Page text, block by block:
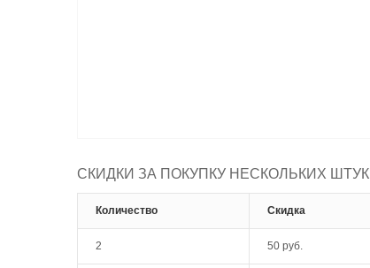
СКИДКИ ЗА ПОКУПКУ НЕСКОЛЬКИХ ШТУК
Количество Скидка
2 50 руб.